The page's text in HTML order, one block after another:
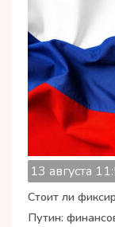
13 августа
Стоит ли
Путин: